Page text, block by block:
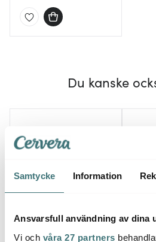
Samtycke Information
Ansvarsfull användning av dina
Vi och våra 27 partners
Du kanske
Rosti